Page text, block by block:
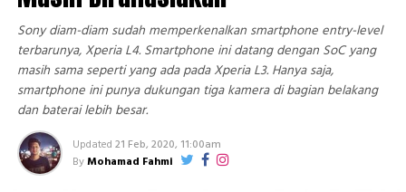
Sony diam-diam sudah memperkenalkan smartphone entry-level
terbarunya, Xperia L4. Smartphone ini datang dengan SoC yang
masih sama seperti yang ada pada Xperia L3. Hanya saja,
smartphone ini punya dukungan tiga kamera di bagian belakang
dan baterai lebih besar.
Updated 21 Feb, 2020, 11:00am
ByMohamad Fahmi